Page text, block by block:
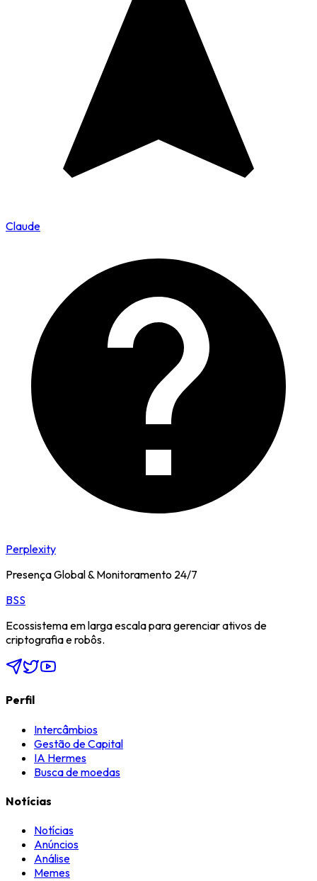
Claude
Perplexity
Presença Global & Monitoramento 24/7
BSS
Ecossistema em larga escala para gerenciar ativos de
criptografia e robôs.
Perfil
Intercâmbios
Gestão de Capital
IA Hermes
Busca de moedas
Notícias
Notícias
Anúncios
Análise
Memes